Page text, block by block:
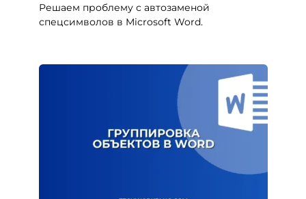
Решаем проблему с автозаменой
спецсимволов в Microsoft Word.